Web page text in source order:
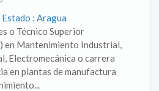
: Aragua
o Técnico Superior
en Mantenimiento Industrial,
Electromecánica o carrera
en plantas de manufactura